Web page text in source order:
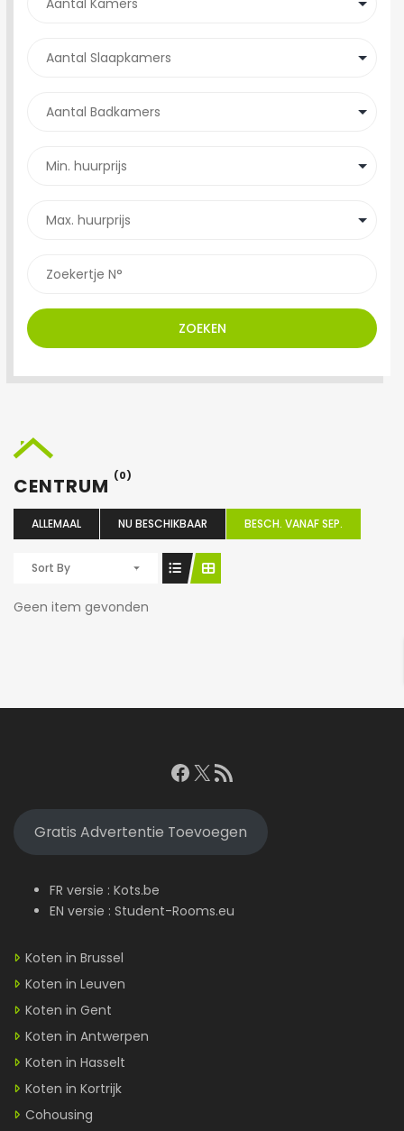
ZOEKEN
CENTRUM (0)
ALLEMAAL NU BESCHIKBAAR BESCH. VANAF SEP.
Sort By
Geen item gevonden
Facebook
X RSS feed
Gratis Advertentie Toevoegen
FR versie : Kots.be
EN versie : Student-Rooms.eu
Koten in Brussel
Koten in Leuven
Koten in Gent
Koten in Antwerpen
Koten in Hasselt
Koten in Kortrijk
Cohousing